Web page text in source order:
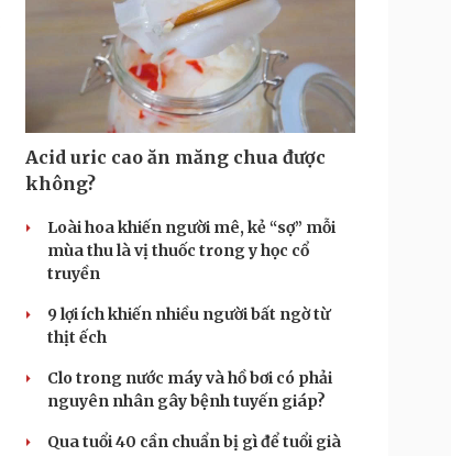
Acid uric cao ăn măng chua được
không?
Loài hoa khiến người mê, kẻ “sợ” mỗi
mùa thu là vị thuốc trong y học cổ
truyền
9 lợi ích khiến nhiều người bất ngờ từ
thịt ếch
Clo trong nước máy và hồ bơi có phải
nguyên nhân gây bệnh tuyến giáp?
Qua tuổi 40 cần chuẩn bị gì để tuổi già